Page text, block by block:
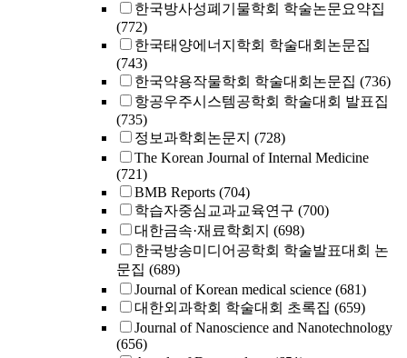
한국방사성폐기물학회 학술논문요약집
(772)
한국태양에너지학회 학술대회논문집
(743)
한국약용작물학회 학술대회논문집 (736)
항공우주시스템공학회 학술대회 발표집
(735)
정보과학회논문지 (728)
The Korean Journal of Internal Medicine
(721)
BMB Reports (704)
학습자중심교과교육연구 (700)
대한금속·재료학회지 (698)
한국방송미디어공학회 학술발표대회 논
문집 (689)
Journal of Korean medical science (681)
대한외과학회 학술대회 초록집 (659)
Journal of Nanoscience and Nanotechnology
(656)